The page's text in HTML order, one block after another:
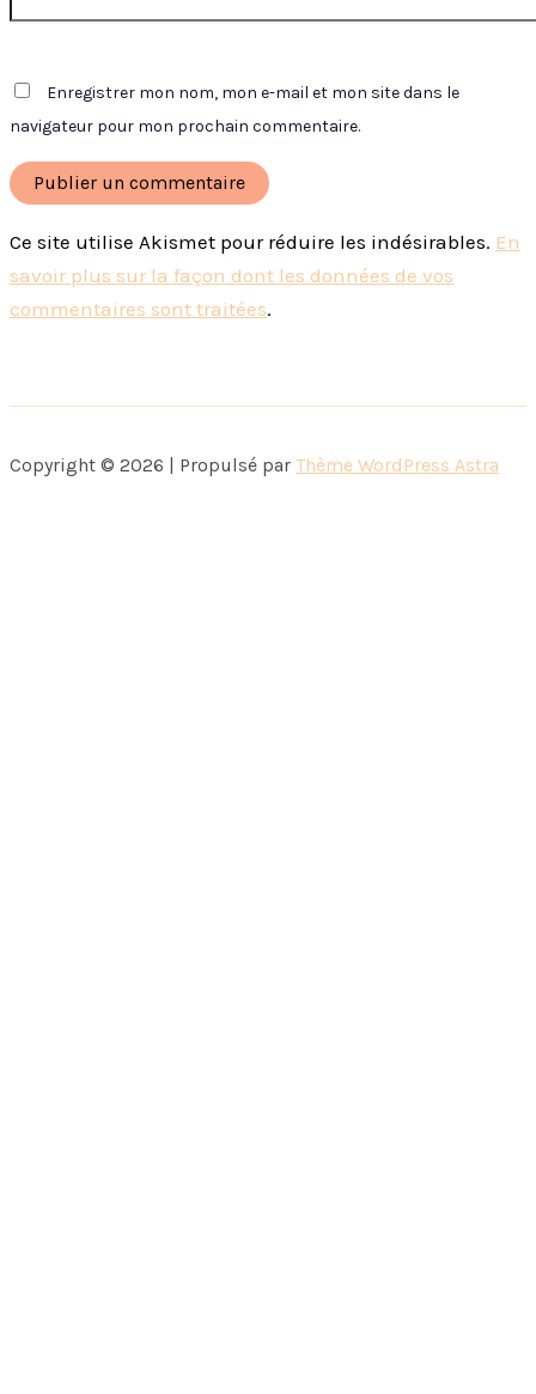
Enregistrer mon nom, mon e-mail et mon site dans le
navigateur pour mon prochain commentaire.
Ce site utilise Akismet pour réduire les indésirables. En
savoir plus sur la façon dont les données de vos
commentaires sont traitées.
Copyright © 2026 | Propulsé par Thème WordPress Astra